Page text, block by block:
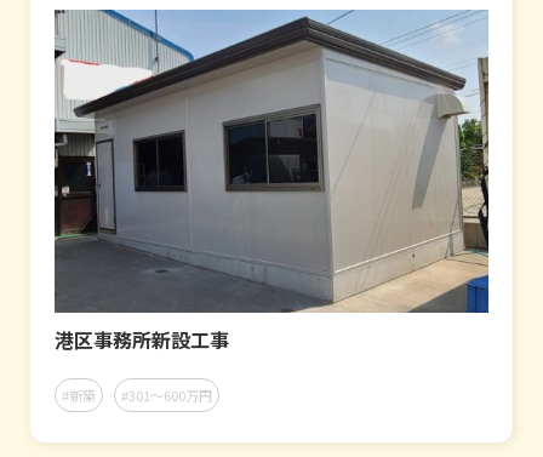
港区事務所新設工事
#新築 #301～600万円